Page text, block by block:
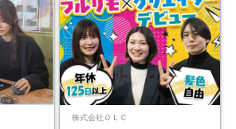
株式会社ＯＬＣ